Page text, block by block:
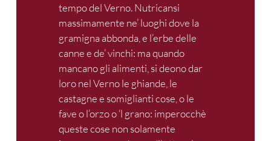
tempo del Verno. Nutricansi
massimamente ne’ luoghi dove la
gramigna abbonda, e l’erbe delle
canne e de’ vinchi: ma quando
mancano gli alimenti, si deono dar
loro nel Verno le ghiande, le
castagne e somiglianti cose, o le
fave o l’orzo o ‘l grano: imperocchè
queste cose non solamente